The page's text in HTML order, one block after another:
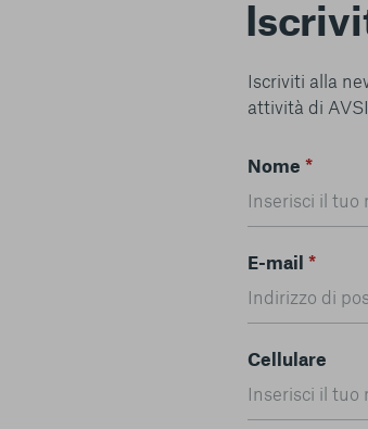
Iscriviti alla
attività di
Nome *
E-mail *
Cellulare